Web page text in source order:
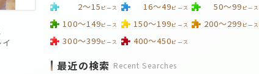
2～15 ピース 16～49ピース 50～99 ピース
100～149ピース 150～199ピース 200～299 ピース
300～399ピース 400～450ピース
最近の検索 Recent Searches